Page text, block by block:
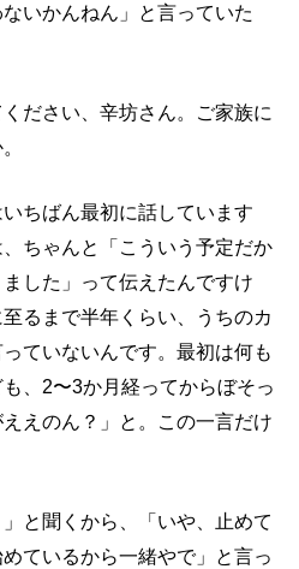
いかんねん」と言っていた
ださい、辛坊さん。ご家族に
ちばん最初に話しています
ちゃんと「こういう予定だか
した」って伝えたんですけ
るまで半年くらい、うちのカ
ていないんです。最初は何も
、2〜3か月経ってからぼそっ
えのん？」と。この一言だけ
と聞くから、「いや、止めて
ているから一緒やで」と言っ